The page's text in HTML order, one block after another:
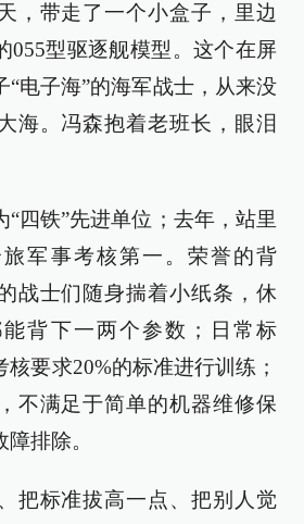
，带走了一个小盒子，里边
055型驱逐舰模型。这个在屏
“电子海”的海军战士，从来没
海。冯森抱着老班长，眼泪
“四铁”先进单位；去年，站里
军事考核第一。荣誉的背
战士们随身揣着小纸条，休
背下一两个参数；日常标
核要求20%的标准进行训练；
不满足于简单的机器维修保
排除。
把标准拔高一点、把别人觉